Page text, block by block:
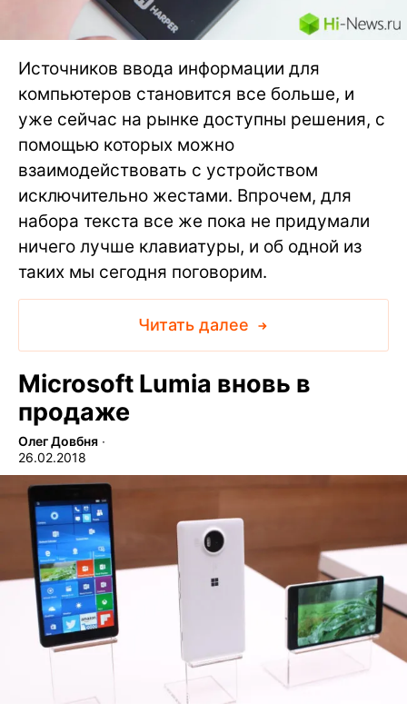
Источников ввода информации для
компьютеров становится все больше, и
уже сейчас на рынке доступны решения, с
помощью которых можно
взаимодействовать с устройством
исключительно жестами. Впрочем, для
набора текста все же пока не придумали
ничего лучше клавиатуры, и об одной из
таких мы сегодня поговорим.
Читать далее
Microsoft Lumia вновь в
продаже
Олег Довбня ∙
26.02.2018